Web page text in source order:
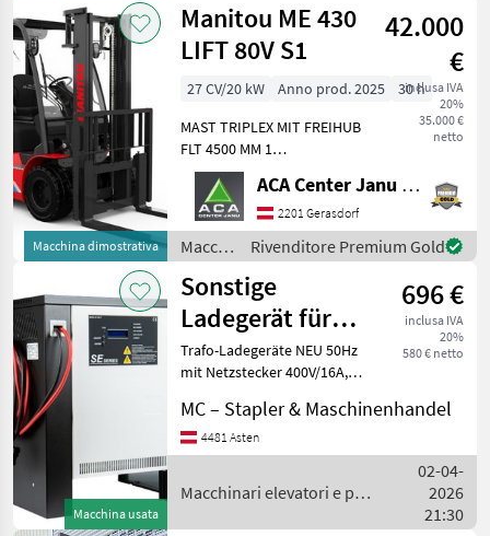
Macchina dimostrativa
Manitou ME 430
LIFT 80V S1
42.000
€
inclusa IVA
20%
35.000 €
netto
27 CV/20 kW Anno prod. 2025
30 h
MAST TRIPLEX MIT FREIHUB
FLT 4500 MM 1
MASTNEIGUNG 66
VORZURUCK 1
MASTNEIGUNG 0
POSITIONIERUNG 1
INTEGRIERTER
SEITENSCHIEBER BREITE 1
LASTSCHUTZGITTER BREITE
120
ACA Center Janu GmbH
2201 Gerasdorf
Macchinari
elevatori
e per
magazzino
/
Manitou
Rivenditore Premium Gold
Macchina usata
Sonstige
Ladegerät für
Stapler 48V/80V
696 €
inclusa IVA
20%
580 € netto
Trafo-Ladegeräte NEU 50Hz
mit Netzstecker 400V/16A,
für 500Ah Batterie 580.-
48V120A für 620Ah Batterie
610.- 48V140A für 750Ah
MC – Stapler & Maschinenhandel
4481 Asten
Macchinari elevatori e per
02-04-
2026
21:30